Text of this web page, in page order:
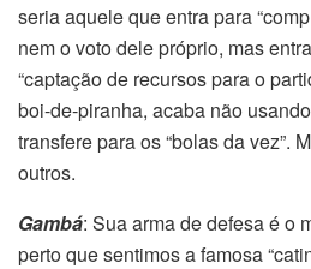
seria aquele que entra para
nem o voto dele próprio, mas
“captação de recursos para o
boi-de-piranha, acaba não
transfere para os “bolas da vez”.
outros.
Gambá: Sua arma de defesa é o
perto que sentimos a famosa